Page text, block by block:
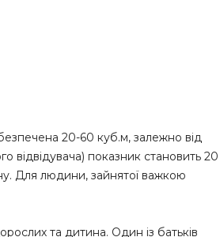
20-60 куб.м, залежно від
відвідувача) показник становить 20
Для людини, зайнятої важкою
та дитина. Один із батьків